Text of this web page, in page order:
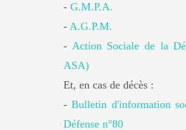
-G.M.P.A.
-A.G.P.M.
- Action Sociale de la
ASA)
Et, en cas de décès :
-Bulletin d'information
Défense n°80